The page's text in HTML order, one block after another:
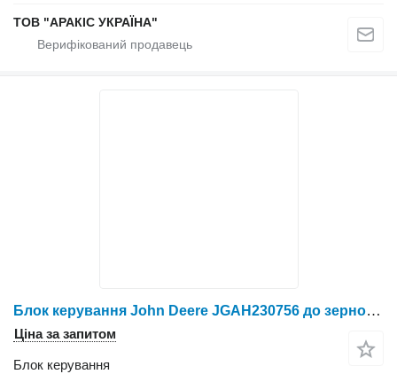
ТОВ "АРАКІС УКРАЇНА"
Блок керування John Deere JGAH230756 до зернозбирального комбайна John Deere
Ціна за запитом
Блок керування